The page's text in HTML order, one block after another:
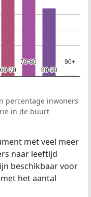
60-70
60-70
70-80
70-80
80-90
80-90
90+
90+
percentage inwoners
in de buurt
met veel meer
naar leeftijd
beschikbaar voor
het aantal